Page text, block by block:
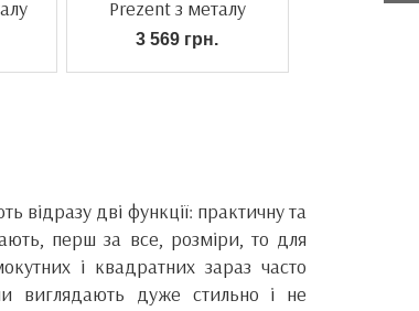
Prezent з металу
3 569 грн.
відразу дві функції: практичну та
перш за все, розміри, то для
і квадратних зараз часто
виглядають дуже стильно і не